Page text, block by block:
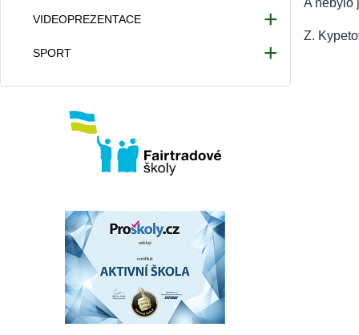
A nebylo
Z.
VIDEOPREZENTACE
Videa 2025/2026
Videa 2022/2023
SPORT